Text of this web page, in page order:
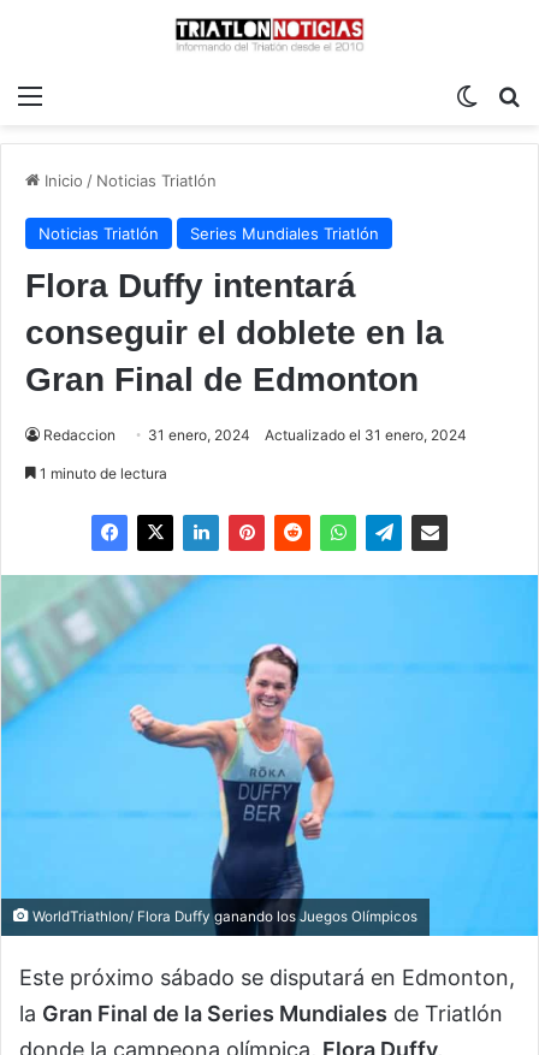
Inicio / Noticias Triatlón
Noticias Triatlón Series Mundiales Triatlón
Flora Duffy intentará
conseguir el doblete en la
Gran Final de Edmonton
Redaccion 31 enero, 2024 Actualizado el 31 enero, 2024
1 minuto de lectura
WorldTriathlon/ Flora Duffy ganando los Juegos Olímpicos
Este próximo sábado se disputará en Edmonton,
la Gran Final de la Series Mundiales de Triatlón
donde la campeona olímpica, Flora Duffy,